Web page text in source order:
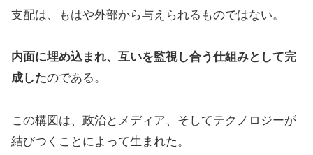
支配は、もはや外部から与えられるものではない。
内面に埋め込まれ、互いを監視し合う仕組みとして完
成したのである。
この構図は、政治とメディア、そしてテクノロジーが
結びつくことによって生まれた。